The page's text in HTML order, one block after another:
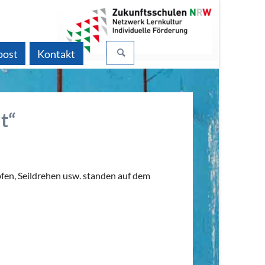
Navigation
überspringen
Tag von...
der Schule
Kontakt
Seildrehen usw. standen auf dem